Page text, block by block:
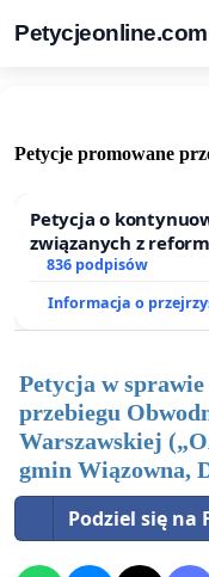
Petycjeonline.com
Petycje promowane
Petycja o
związanych z
836 podpisów
Informacja o
Petycja w
przebiegu
Warszawskiej
gmin Wiązowna,
Podziel się na